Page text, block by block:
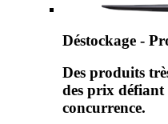
Déstockage -
Des produits
des prix défiant
concurrence.